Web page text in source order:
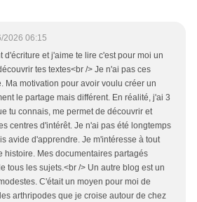
2026 06:15
d'écriture et j'aime te lire c'est pour moi un
tes textes<br /> Je n'ai pas ces
Ma motivation pour avoir voulu créer un
le partage mais différent. En réalité, j'ai 3
tu connais, me permet de découvrir et
centres d'intérêt. Je n'ai pas été longtemps
avide d'apprendre. Je m'intéresse à tout
histoire. Mes documentaires partagés
tous les sujets.<br /> Un autre blog est un
C'était un moyen pour moi de
arthripodes que je croise autour de chez